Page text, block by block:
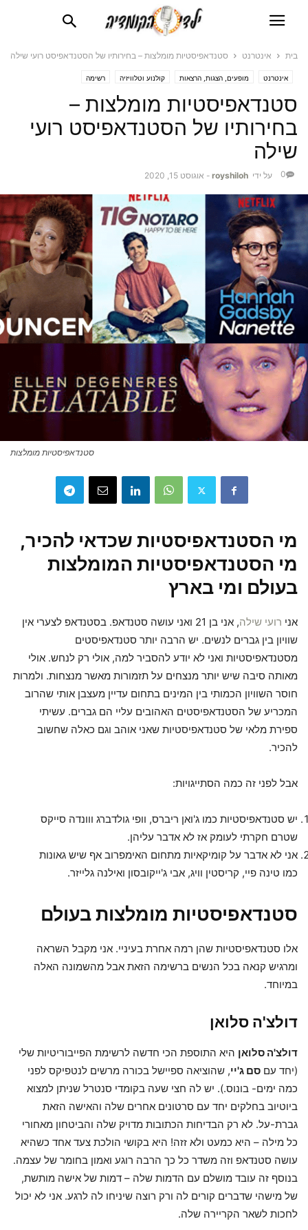
בית אינטרנט סטנדאפיסטיות מומלצות – בחירותיו של הסטנדאפיסט רועי שילה
אינטרנט מופעים, הצגות, הרצאות קולנוע וטלוויזיה רשימה
סטנדאפיסטיות מומלצות –
בחירותיו של הסטנדאפיסט רועי
שילה
על ידי royshiloh
- אוגוסט 15, 2020 0
סטנדאפיסטיות מומלצות
מי הסטנדאפיסטיות שכדאי להכיר,
מי הסטנדאפיסטיות המומלצות
בעולם ומי בארץ
אני רועי שילה
, אני בן 21 ואני עושה סטנדאפ. בסטנדאפ לצערי אין
שוויון בין גברים לנשים. יש הרבה יותר סטנדאפיסטים
מסטנדאפיסטיות ואני לא יודע להסביר למה, אולי רק לנחש. אולי
מאותה סיבה שיש יותר מנצחים על תזמורות מאשר מנצחות. ולמרות
חוסר השוויון הכמותי בין המינים בתחום עדיין מעצבן אותי שהרוב
המכריע של הסטנדאפיסטים האהובים עליי הם גברים. עשיתי
ספירת מלאי של סטנדאפיסטיות שאני אוהב וגם כאלה שחשוב
להכיר.
אבל לפני זה כמה הסתייגויות:
יש סטנדאפיסטיות כמו ג'ואן ריברס, וופי גולדברג ווונדה סייקס
שטרם חקרתי לעומק אז לא אדבר עליהן.
אני לא אדבר על קומיקאיות מתחום האימפרוב אף שיש גאונות
כמו טינה פיי, קריסטין וויג, אבי ג'ייקובסון ואילנה גלייזר.
סטנדאפיסטיות מומלצותבעולם
אלו סטנדאפיסטיות שהן רמה אחרת בעיניי. אני מקבל השראה
ומרגיש קנאה בכל הנשים ברשימה הזאת אבל מהשמונה האלה
במיוחד.
דולצ'ה סלואן
דולצ'ה סלואן היא התוספת הכי חדשה לרשימת הפייבוריטיות שלי
(יחד עם סם ג'יי, שהוציאה ספיישל בכורה מרשים לנטפיקס לפני
כמה ימים- בונוס.). יש לה חצי שעה בקומדי סנטרל שניתן למצוא
ביוטיוב בחלקים יחד עם סרטונים אחרים שלה והאישה הזאת
גברת-על. לא רק הבדיחות הכתובות מדויק שלה והביטחון מאחורי
כל מילה – היא כמעט ולא זזה! היא בקושי הולכת צעד אחד כשהיא
עושה סטנדאפ וזה משדר כל כך הרבה רוגע ואמון בחומר של עצמה.
בנוסף זה עובד מושלם עם הדמות שלה – דמות של אישה מותשת,
של מישהי שדברים קורים לה ורק רוצה שיניחו לה לרגע. אני לא יכול
לחכות לשאר הקריירה שלה.